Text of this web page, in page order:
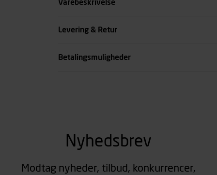
Varebeskrivelse
Levering & Retur
Betalingsmuligheder
Nyhedsbrev
Modtag nyheder, tilbud, konkurrencer,